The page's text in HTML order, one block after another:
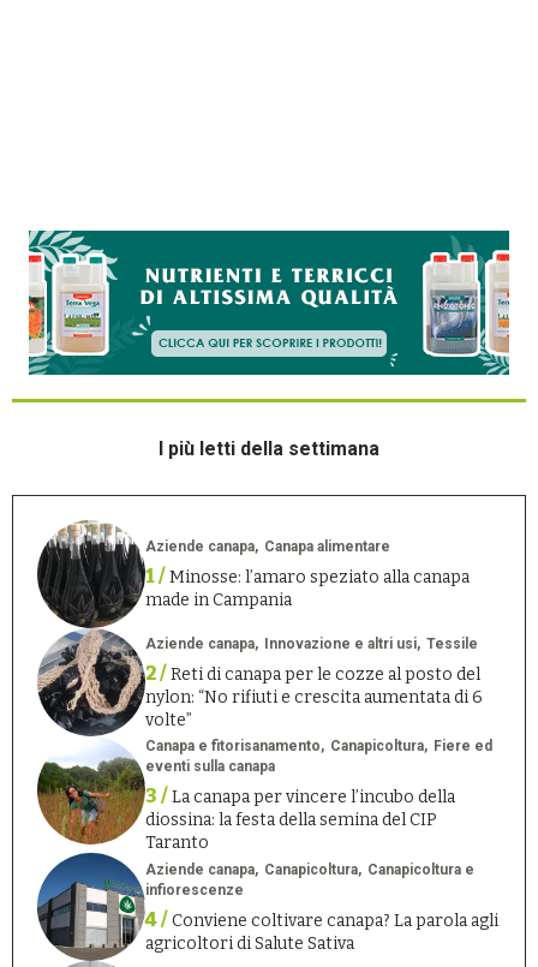
I più letti della settimana
Aziende canapa Canapa alimentare
1 /Minosse: l’amaro speziato alla canapa
made in Campania
Aziende canapa Innovazione e altri usi Tessile
2 /Reti di canapa per le cozze al posto del
nylon: “No rifiuti e crescita aumentata di 6
volte”
Canapa e fitorisanamento Canapicoltura
Fiere ed
eventi sulla canapa
3 /La canapa per vincere l’incubo della
diossina: la festa della semina del CIP
Taranto
Aziende canapa Canapicoltura
Canapicoltura e
infiorescenze
4 /Conviene coltivare canapa? La parola agli
agricoltori di Salute Sativa